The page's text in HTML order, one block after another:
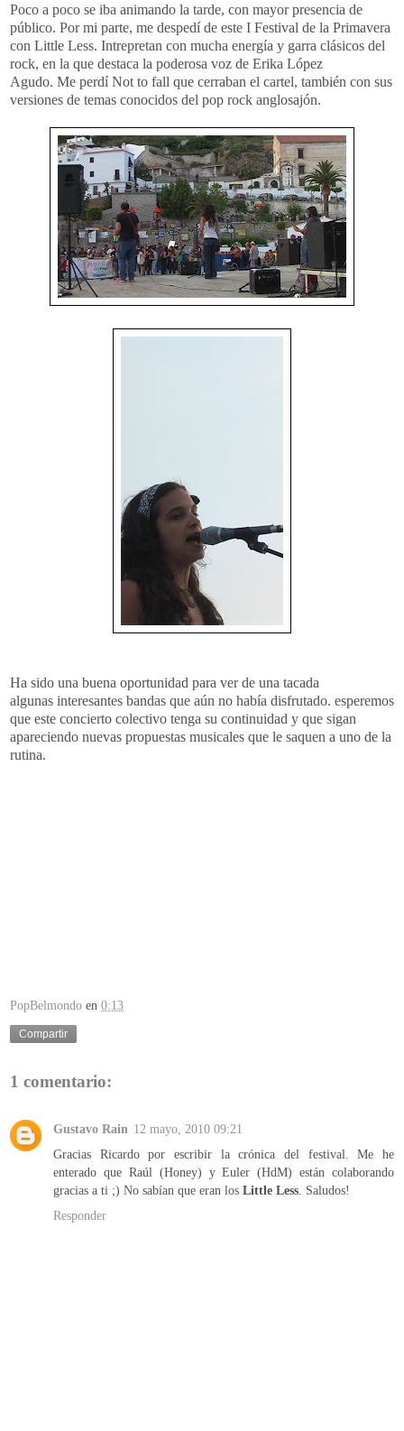
Poco a poco se iba animando la tarde, con mayor presencia de
público. Por mi parte, me despedí de este I Festival de la Primavera
con Little Less. Intrepretan con mucha energía y garra clásicos del
rock, en la que destaca la poderosa voz de Erika López
Agudo. Me perdí Not to fall que cerraban el cartel, también con sus
versiones de temas conocidos del pop rock anglosajón.
Ha sido una buena oportunidad para ver de una tacada
algunas interesantes bandas que aún no había disfrutado. esperemos
que este concierto colectivo tenga su continuidad y que sigan
apareciendo nuevas propuestas musicales que le saquen a uno de la
rutina.
PopBelmondo en 0:13
Compartir
1 comentario:
Gustavo Rain 12 mayo, 2010 09:21
Gracias Ricardo por escribir la crónica del festival. Me he
enterado que Raúl (Honey) y Euler (HdM) están colaborando
gracias a ti ;) No sabían que eran los Little Less . Saludos!
Responder